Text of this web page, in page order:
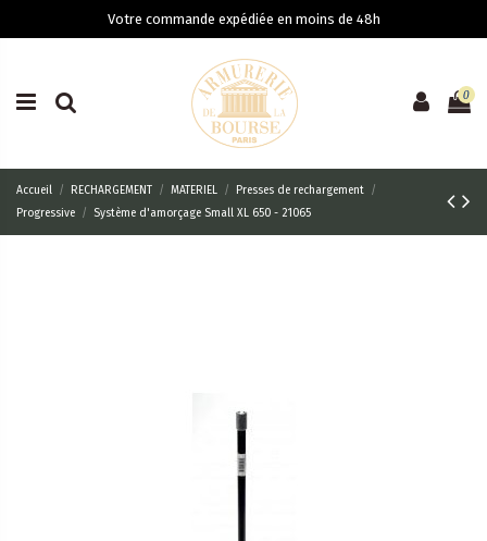
Votre commande expédiée en moins de 48h
0
Accueil RECHARGEMENT MATERIEL
Presses de rechargement
Progressive
Système d'amorçage Small XL 650 - 21065